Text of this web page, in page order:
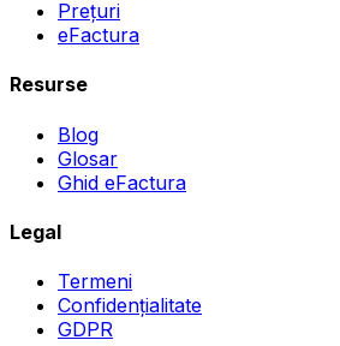
Prețuri
eFactura
Resurse
Blog
Glosar
Ghid eFactura
Legal
Termeni
Confidențialitate
GDPR